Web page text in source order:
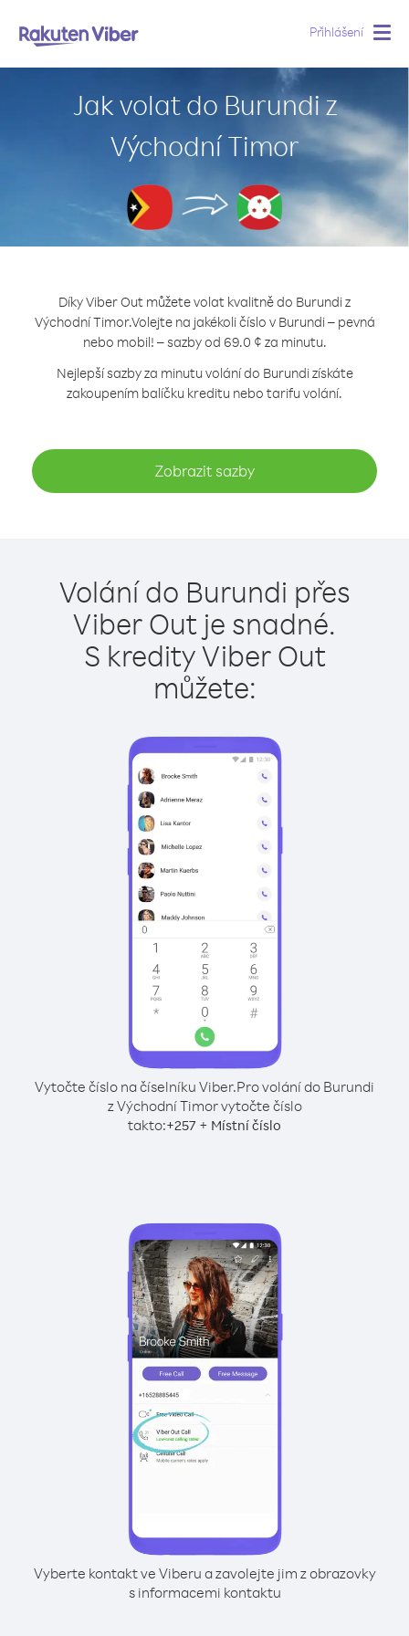
Přihlášení
Jak volat do Burundi z
Východní Timor
Díky Viber Out můžete volat kvalitně do Burundi z
Východní Timor.Volejte na jakékoli číslo v Burundi – pevná
nebo mobil! – sazby od 69.0 ¢ za minutu.
Nejlepší sazby za minutu volání do Burundi získáte
zakoupením balíčku kreditu nebo tarifu volání.
Zobrazit sazby
Volání do Burundi přes
Viber Out je snadné.
S kredity Viber Out
můžete:
Vytočte číslo na číselníku Viber.Pro volání do Burundi
z Východní Timor vytočte číslo
takto:+257 + Místní číslo
Vyberte kontakt ve Viberu a zavolejte jim z obrazovky
s informacemi kontaktu